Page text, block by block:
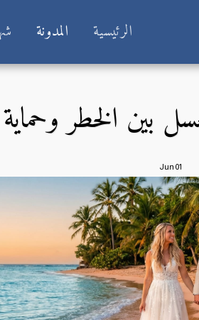
الرئيسية المدونة
بين الخطر
01
Jun